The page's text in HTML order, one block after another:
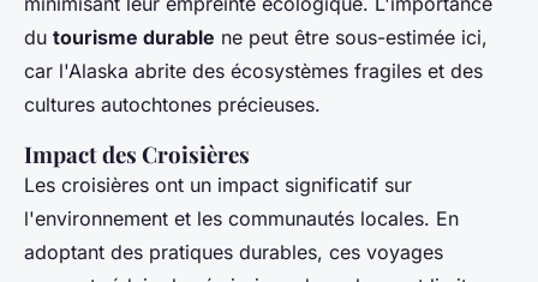
du tourisme durable ne peut être sous-estimée ici,
car l'Alaska abrite des écosystèmes fragiles et des
cultures autochtones précieuses.
Impact des Croisières
Les croisières ont un impact significatif sur
l'environnement et les communautés locales. En
adoptant des pratiques durables, ces voyages